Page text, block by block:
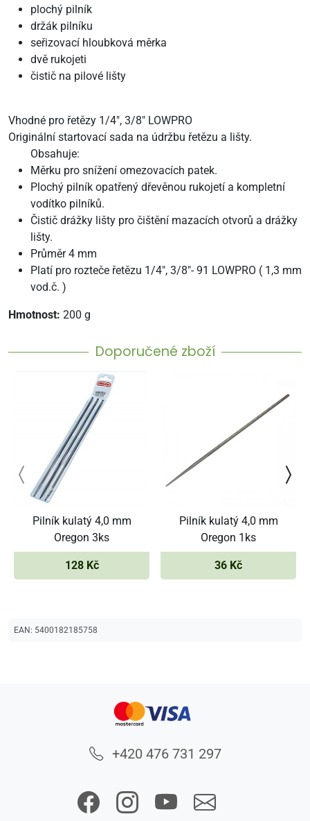
plochý pilník
držák pilníku
seřizovací hloubková měrka
dvě rukojeti
čistič na pilové lišty
Vhodné pro řetězy 1/4", 3/8" LOWPRO
Originální startovací sada na údržbu řetězu a lišty.
Obsahuje:
Měrku pro snížení omezovacích patek.
Plochý pilník opatřený dřevěnou rukojetí a kompletní
vodítko pilníků.
Čistič drážky lišty pro čištění mazacích otvorů a drážky
lišty.
Průměr 4 mm
Platí pro rozteče řetězu 1/4", 3/8"- 91 LOWPRO ( 1,3 mm
vod.č. )
Hmotnost: 200 g
Doporučené zboží
Pilník kulatý 4,0 mm
Oregon 3ks
128 Kč
Pilník kulatý 4,0 mm
Oregon 1ks
36 Kč
EAN: 5400182185758
+420 476 731 297